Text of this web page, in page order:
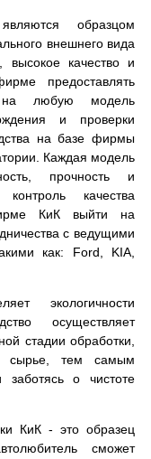
образцом
внешнего вида
высокое качество и
предоставлять
на любую модель
и проверки
на базе фирмы
Каждая модель
прочность и
качества
КиК выйти на
с ведущими
как: Ford, KIA,
экологичности
осуществляет
стадии обработки,
сырье, тем самым
о чистоте
КиК - это образец
сможет